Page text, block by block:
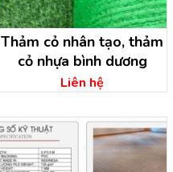
Thảm cỏ nhân tạo, thảm
cỏ nhựa bình dương
Liên hệ